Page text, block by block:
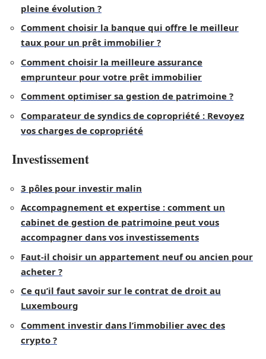
pleine évolution ?
Comment choisir la banque qui offre le meilleur
taux pour un prêt immobilier ?
Comment choisir la meilleure assurance
emprunteur pour votre prêt immobilier
Comment optimiser sa gestion de patrimoine ?
Comparateur de syndics de copropriété : Revoyez
vos charges de copropriété
Investissement
3 pôles pour investir malin
Accompagnement et expertise : comment un
cabinet de gestion de patrimoine peut vous
accompagner dans vos investissements
Faut-il choisir un appartement neuf ou ancien pour
acheter ?
Ce qu’il faut savoir sur le contrat de droit au
Luxembourg
Comment investir dans l’immobilier avec des
crypto ?